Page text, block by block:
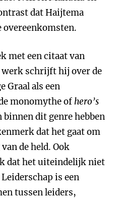
dat Haijtema
overeenkomsten.
met een citaat van
schrijft hij over de
Graal als een
monomythe ofhero’s
binnen dit genre hebben
dat het gaat om
de held. Ook
dat het uiteindelijk niet
is een
tussen leiders,